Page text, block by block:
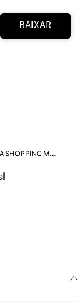
e mais.
BAIXAR
B
OLSA SHOPPING MARROM GRANDE ARGOLA METAL